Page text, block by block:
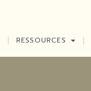
RESSOURCES